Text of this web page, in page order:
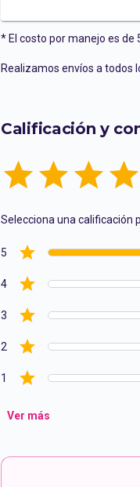
* El costo por manejo es de
Realizamos envíos a todos
Calificación y
1 Star2 Stars
3 4
Selecciona una calificación
5
4
3
2
1
Ver más